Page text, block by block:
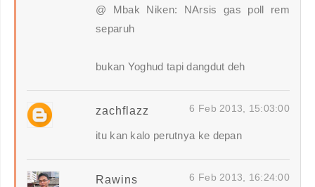
@ Mbak Niken: NArsis gas poll rem
separuh
bukan Yoghud tapi dangdut deh
zachflazz 6 Feb 2013, 15:03:00
itu kan kalo perutnya ke depan
Rawins 6 Feb 2013, 16:24:00